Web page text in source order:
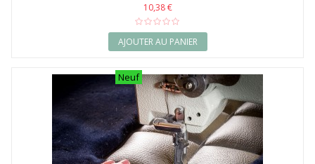
10,38 €
AJOUTER AU PANIER
Neuf